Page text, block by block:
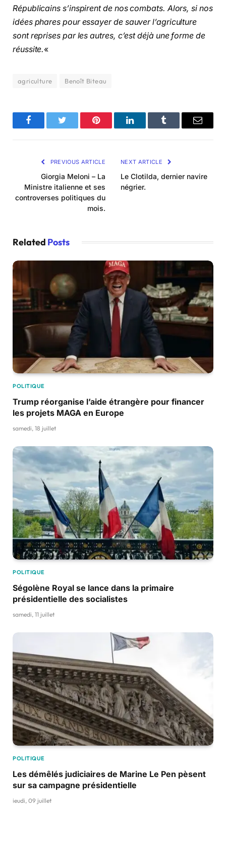
Républicains s’inspirent de nos combats. Alors, si nos
idées phares pour essayer de sauver l’agriculture
sont reprises par les autres, c’est déjà une forme de
réussite.«
agriculture Benoît Biteau
FacebookTwitter Pinterest LinkedInTumblr Email
PREVIOUS ARTICLE
Giorgia Meloni – La
Ministre italienne et ses
controverses politiques du
mois.
NEXT ARTICLE
Le Clotilda, dernier navire
négrier.
Related Posts
POLITIQUE
Trump réorganise l’aide étrangère pour financer
les projets MAGA en Europe
samedi, 18 juillet
POLITIQUE
Ségolène Royal se lance dans la primaire
présidentielle des socialistes
samedi, 11 juillet
POLITIQUE
Les démêlés judiciaires de Marine Le Pen pèsent
sur sa campagne présidentielle
jeudi, 09 juillet